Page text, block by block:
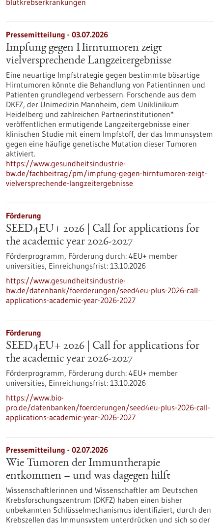
blutkrebserkrankungen
Pressemitteilung - 03.07.2026
Impfung gegen Hirntumoren zeigt
vielversprechende Langzeitergebnisse
Eine neuartige Impfstrategie gegen bestimmte bösartige
Hirntumoren könnte die Behandlung von Patientinnen und
Patienten grundlegend verbessern. Forschende aus dem
DKFZ, der Unimedizin Mannheim, dem Uniklinikum
Heidelberg und zahlreichen Partnerinstitutionen*
veröffentlichen ermutigende Langzeitergebnisse einer
klinischen Studie mit einem Impfstoff, der das Immunsystem
gegen eine häufige genetische Mutation dieser Tumoren
aktiviert.
https://www.gesundheitsindustrie-
bw.de/fachbeitrag/pm/impfung-gegen-hirntumoren-zeigt-
vielversprechende-langzeitergebnisse
Förderung
SEED4EU+ 2026 | Call for applications for
the academic year 2026-2027
Förderprogramm, Förderung durch: 4EU+ member
universities, Einreichungsfrist: 13.10.2026
https://www.gesundheitsindustrie-
bw.de/datenbank/foerderungen/seed4eu-plus-2026-call-
applications-academic-year-2026-2027
Förderung
SEED4EU+ 2026 | Call for applications for
the academic year 2026-2027
Förderprogramm, Förderung durch: 4EU+ member
universities, Einreichungsfrist: 13.10.2026
https://www.bio-
pro.de/datenbanken/foerderungen/seed4eu-plus-2026-call-
applications-academic-year-2026-2027
Pressemitteilung - 02.07.2026
Wie Tumoren der Immuntherapie
entkommen – und was dagegen hilft
Wissenschaftlerinnen und Wissenschaftler am Deutschen
Krebsforschungszentrum (DKFZ) haben einen bisher
unbekannten Schlüsselmechanismus identifiziert, durch den
Krebszellen das Immunsystem unterdrücken und sich so der